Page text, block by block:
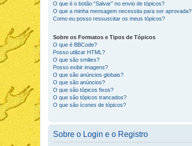
O que é o botão “Salvar” no envio de tópicos?
O que a minha mensagem necessita para ser aprovada?
Como eu posso ressuscitar os meus tópicos?
Sobre os Formatos e Tipos de Tópicos
O que é BBCode?
Posso utilizar HTML?
O que são smilies?
Posso exibir imagens?
O que são anúncios globais?
O que são anúncios?
O que são tópicos fixos?
O que são tópicos trancados?
O que são ícones de tópicos?
Sobre o Login e o Registro